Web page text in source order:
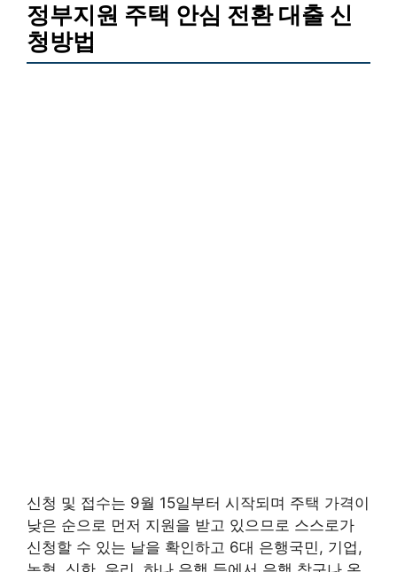
정부지원 주택 안심 전환 대출 신
청방법
신청 및 접수는 9월 15일부터 시작되며 주택 가격이
낮은 순으로 먼저 지원을 받고 있으므로 스스로가
신청할 수 있는 날을 확인하고 6대 은행국민, 기업,